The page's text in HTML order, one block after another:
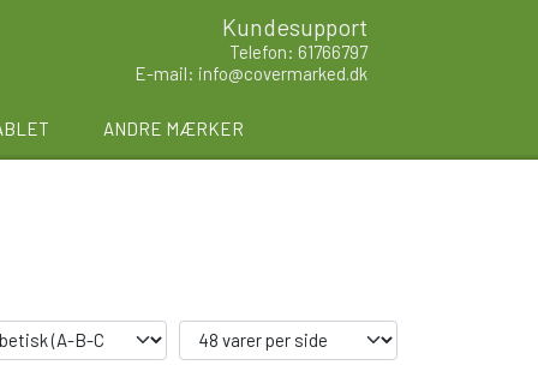
Kundesupport
Telefon: 61766797
E-mail: info@covermarked.dk
ANDRE MÆRKER